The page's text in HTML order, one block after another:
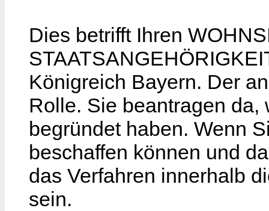
Dies betrifft Ihren
Königreich Bayern. Der
Rolle. Sie beantragen
begründet haben. Wenn
beschaffen können und
das Verfahren innerhalb
sein.